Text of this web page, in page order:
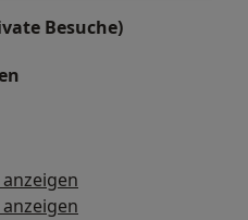
Besuche)